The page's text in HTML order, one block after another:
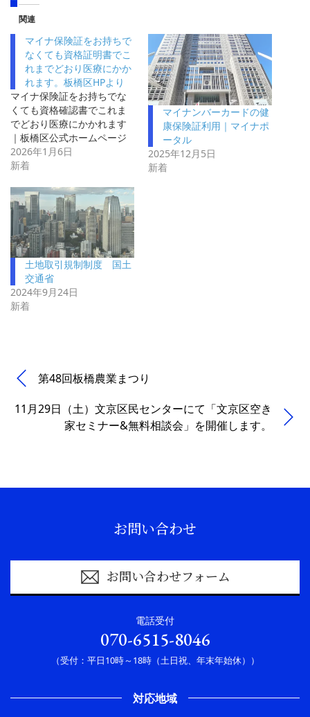
関連
マイナ保険証をお持ちで
なくても資格証明書でこ
れまでどおり医療にかか
れます。板橋区HPより
マイナ保険証をお持ちでな
くても資格確認書でこれま
でどおり医療にかかれます
｜板橋区公式ホームページ
2026年1月6日
新着
マイナンバーカードの健
康保険証利用｜マイナポ
ータル
2025年12月5日
新着
土地取引規制制度 国土
交通省
2024年9月24日
新着
第48回板橋農業まつり
11月29日（土）文京区民センターにて「文京区空き
家セミナー&無料相談会」を開催します。
お問い合わせ
お問い合わせフォーム
電話受付
070-6515-8046
（受付：平日10時～18時（土日祝、年末年始休））
対応地域